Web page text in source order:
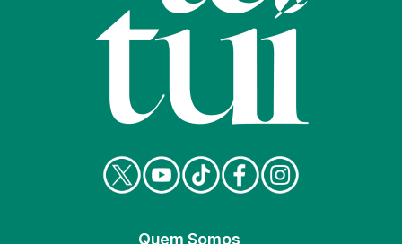
Quem Somos